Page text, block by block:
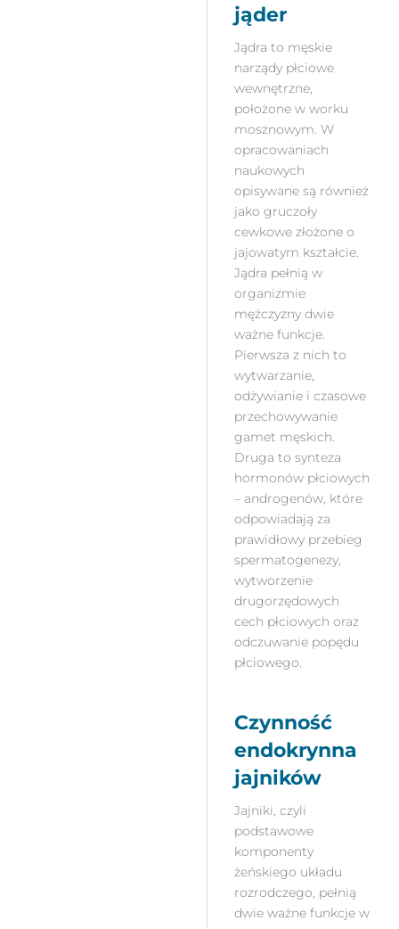
jąder
Jądra to męskie
narządy płciowe
wewnętrzne,
położone w worku
mosznowym. W
opracowaniach
naukowych
opisywane są również
jako gruczoły
cewkowe złożone o
jajowatym kształcie.
Jądra pełnią w
organizmie
mężczyzny dwie
ważne funkcje.
Pierwsza z nich to
wytwarzanie,
odżywianie i czasowe
przechowywanie
gamet męskich.
Druga to synteza
hormonów płciowych
– androgenów, które
odpowiadają za
prawidłowy przebieg
spermatogenezy,
wytworzenie
drugorzędowych
cech płciowych oraz
odczuwanie popędu
płciowego.
Czynność
endokrynna
jajników
Jajniki, czyli
podstawowe
komponenty
żeńskiego układu
rozrodczego, pełnią
dwie ważne funkcje w